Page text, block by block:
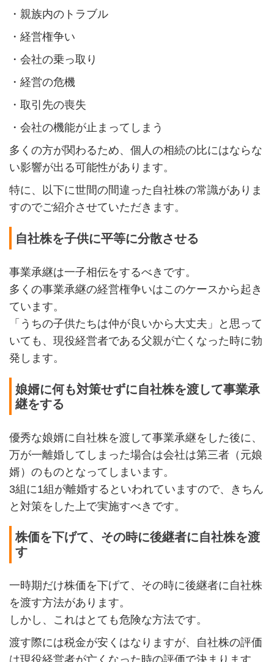
・親族内のトラブル
・経営権争い
・会社の乗っ取り
・経営の危機
・取引先の喪失
・会社の機能が止まってしまう
多くの方が関わるため、個人の相続の比にはならな
い影響が出る可能性があります。
特に、以下に世間の間違った自社株の常識がありま
すのでご紹介させていただきます。
自社株を子供に平等に分散させる
事業承継は一子相伝をするべきです。
多くの事業承継の経営権争いはこのケースから起き
ています。
「うちの子供たちは仲が良いから大丈夫」と思って
いても、現役経営者である父親が亡くなった時に勃
発します。
娘婿に何も対策せずに自社株を渡して事業承
継をする
優秀な娘婿に自社株を渡して事業承継をした後に、
万が一離婚してしまった場合は会社は第三者（元娘
婿）のものとなってしまいます。
3組に1組が離婚するといわれていますので、きちん
と対策をした上で実施すべきです。
株価を下げて、その時に後継者に自社株を渡
す
一時期だけ株価を下げて、その時に後継者に自社株
を渡す方法があります。
しかし、これはとても危険な方法です。
渡す際には税金が安くはなりますが、自社株の評価